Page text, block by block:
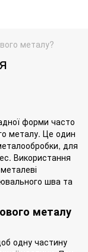
металу?
форми часто
металу. Це один
для
Використання
шва та
металу
одну частину